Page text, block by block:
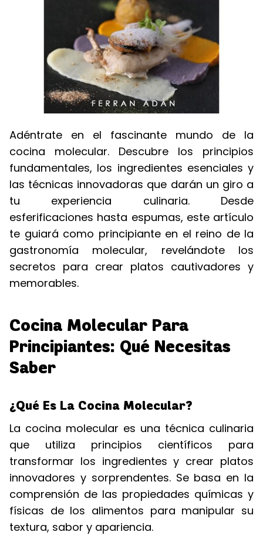
Adéntrate en el fascinante mundo de la
cocina molecular. Descubre los principios
fundamentales, los ingredientes esenciales y
las técnicas innovadoras que darán un giro a
tu experiencia culinaria. Desde
esferificaciones hasta espumas, este artículo
te guiará como principiante en el reino de la
gastronomía molecular, revelándote los
secretos para crear platos cautivadores y
memorables.
Cocina Molecular Para
Principiantes: Qué Necesitas
Saber
¿Qué Es La Cocina Molecular?
La cocina molecular es una técnica culinaria
que utiliza principios científicos para
transformar los ingredientes y crear platos
innovadores y sorprendentes. Se basa en la
comprensión de las propiedades químicas y
físicas de los alimentos para manipular su
textura, sabor y apariencia.